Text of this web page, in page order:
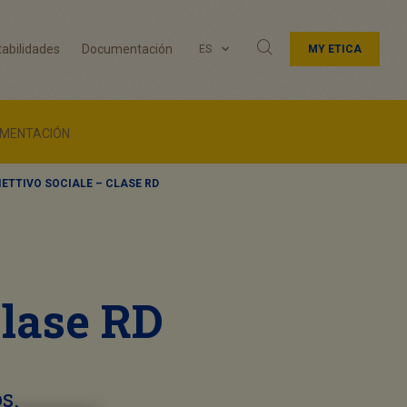
Documentación ES MY ETICA
SOCIALE – CLASE RD
RD